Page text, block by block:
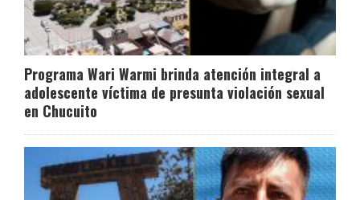
Programa Wari Warmi brinda atención integral a
adolescente víctima de presunta violación sexual
en Chucuito